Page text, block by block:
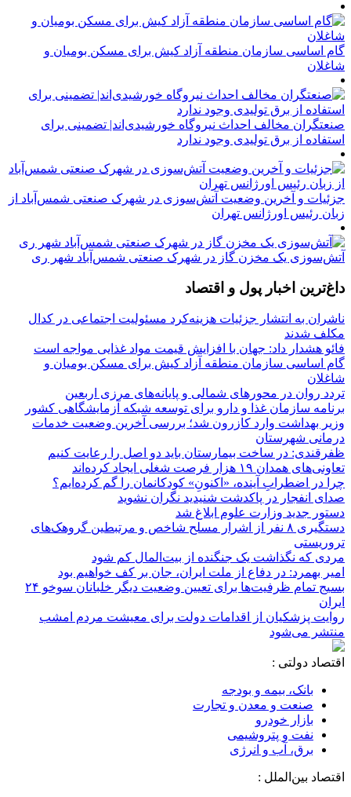
گام اساسی سازمان منطقه آزاد کیش برای مسکن بومیان و
شاغلان
صنعتگران مخالف احداث نیروگاه خورشیدی‌اند| تضمینی برای
استفاده از برق تولیدی وجود ندارد
جزئیات و آخرین وضعیت آتش‌سوزی در شهرک صنعتی شمس‌آباد از
زبان رئیس اورژانس تهران
آتش‌سوزی یک مخزن گاز در شهرک صنعتی شمس‌آباد شهر ری
داغ‌ترین اخبار پول و اقتصاد
ناشران به انتشار جزئیات هزینه‌کرد مسئولیت اجتماعی در کدال
مکلف شدند
فائو هشدار داد: جهان با افزایش قیمت مواد غذایی مواجه است
گام اساسی سازمان منطقه آزاد کیش برای مسکن بومیان و
شاغلان
تردد روان در محورهای شمالی و پایانه‌های مرزی اربعین
برنامه سازمان غذا و دارو برای توسعه شبکه آزمایشگاهی کشور
وزیر بهداشت وارد کازرون شد؛ بررسی آخرین وضعیت خدمات
درمانی شهرستان
ظفرقندی: در ساخت بیمارستان باید دو اصل را رعایت کنیم
تعاونی‌های همدان ۱۹ هزار فرصت شغلی ایجاد کرده‌اند
چرا در اضطرابِ آینده، «اکنونِ» کودکانمان را گم کرده‌ایم؟
صدای انفجار در پاکدشت شنیدید نگران نشوید
دستور جدید وزارت علوم ابلاغ شد
دستگیری ۸ نفر از اشرار مسلح شاخص و مرتبطین گروهک‌های
تروریستی
مردی که نگذاشت یک جنگنده از بیت‌المال کم شود
امیر بهمرد: در دفاع از ملت ایران، جان بر کف خواهیم بود
بسیج تمام ظرفیت‌ها برای تعیین وضعیت دیگر خلبانان سوخو ۲۴
ایران
روایت پزشکیان از اقدامات دولت برای معیشت مردم امشب
منتشر می‌شود
اقتصاد دولتی :
بانک، بیمه و بودجه
صنعت و معدن و تجارت
بازار خودرو
نفت و پتروشیمی
برق، آب و انرژی
اقتصاد بین‌الملل :